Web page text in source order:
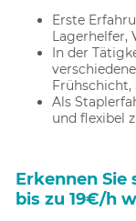
Erste
Lagerhelfer,
In der
Frühschicht,
Als
und flexibel
Erkennen Sie
bis zu 19€/h